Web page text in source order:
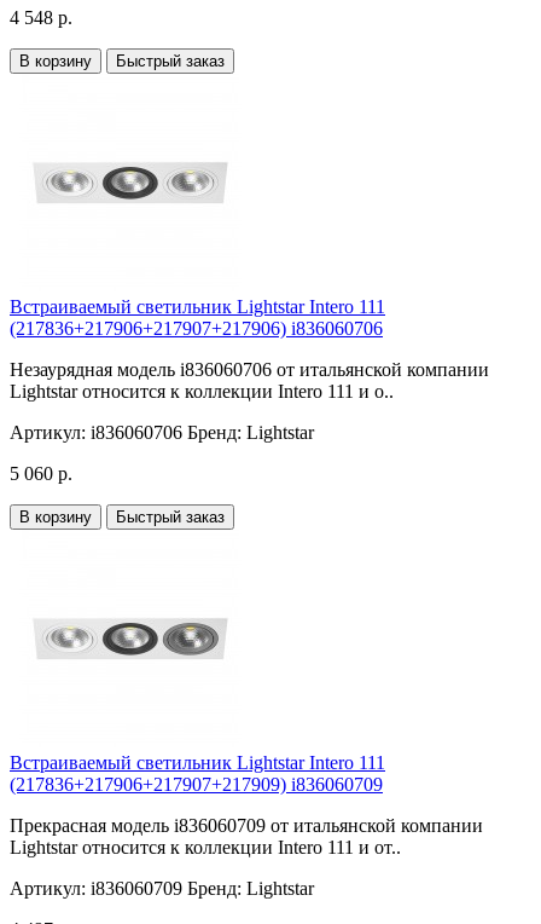
4 548 р.
В корзину Быстрый заказ
Встраиваемый светильник Lightstar Intero 111
(217836+217906+217907+217906) i836060706
Незаурядная модель i836060706 от итальянской компании
Lightstar относится к коллекции Intero 111 и о..
Артикул: i836060706 Бренд: Lightstar
5 060 р.
В корзину Быстрый заказ
Встраиваемый светильник Lightstar Intero 111
(217836+217906+217907+217909) i836060709
Прекрасная модель i836060709 от итальянской компании
Lightstar относится к коллекции Intero 111 и от..
Артикул: i836060709 Бренд: Lightstar